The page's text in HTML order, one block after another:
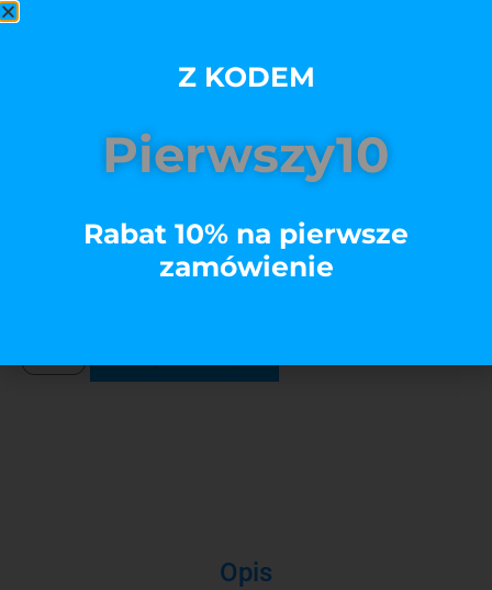
Kolory
Opis
Z KODEM
Pierwszy10
Rabat 10% na pierwsze
zamówienie